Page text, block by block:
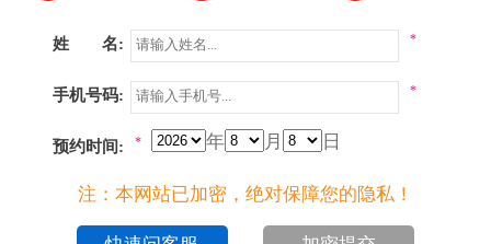
姓 名: *
手机号码: *
预约时间: 年 月 日
*
注：本网站已加密，绝对保障您的隐私！